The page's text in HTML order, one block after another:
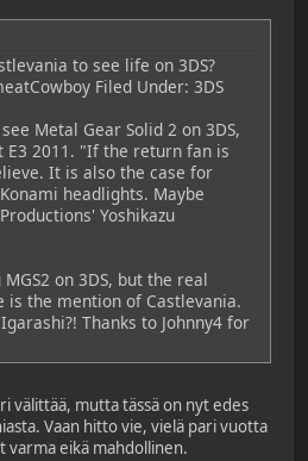
to see life on 3DS?
Filed Under: 3DS
Metal Gear Solid 2 on 3DS,
E3 2011. "If the return fan is
It is also the case for
headlights. Maybe
Yoshikazu
on 3DS, but the real
the mention of Castlevania.
Thanks to Johnny4 for
välittää, mutta tässä on nyt edes
Vaan hitto vie, vielä pari vuotta
varma eikä mahdollinen.